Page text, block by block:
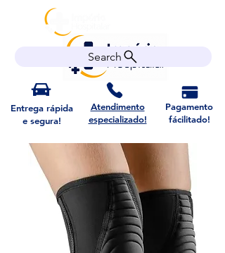
Search
Entrega rápida
e segura!
Atendimento
especializado!
Pagamento
fácilitado!